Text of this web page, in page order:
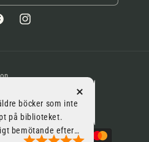
som inte
biblioteket.
efter
Instagram
Sverige | SEK kr